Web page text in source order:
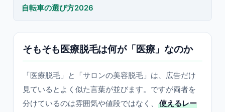
自転車の選び方2026
そもそも医療脱毛は何が「医療」なのか
「医療脱毛」と「サロンの美容脱毛」は、広告だけ
見ているとよく似た言葉が並びます。ですが両者を
分けているのは雰囲気や値段ではなく、
使えるレー